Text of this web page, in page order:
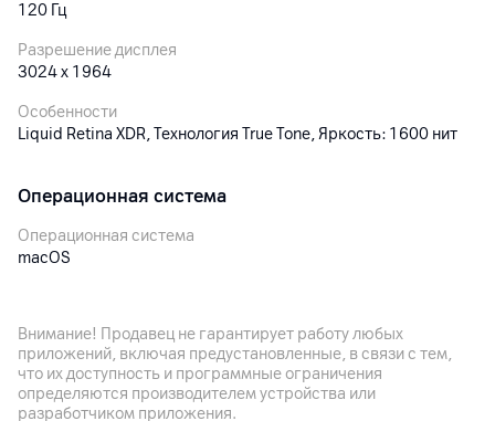
120 Гц
Разрешение дисплея
3024 x 1964
Особенности
Liquid Retina XDR, Технология True Tone, Яркость: 1600 нит
Операционная система
Операционная система
macOS
Процессор
Внимание! Продавец не гарантирует работу любых
приложений, включая предустановленные, в связи с тем,
что их доступность и программные ограничения
определяются производителем устройства или
разработчиком приложения.